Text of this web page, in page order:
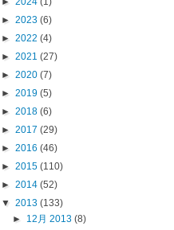
► 2023 (6)
► 2022 (4)
► 2021 (27)
► 2020 (7)
► 2019 (5)
► 2018 (6)
► 2017 (29)
► 2016 (46)
► 2015 (110)
► 2014 (52)
▼ 2013 (133)
► 12月 2013(8)